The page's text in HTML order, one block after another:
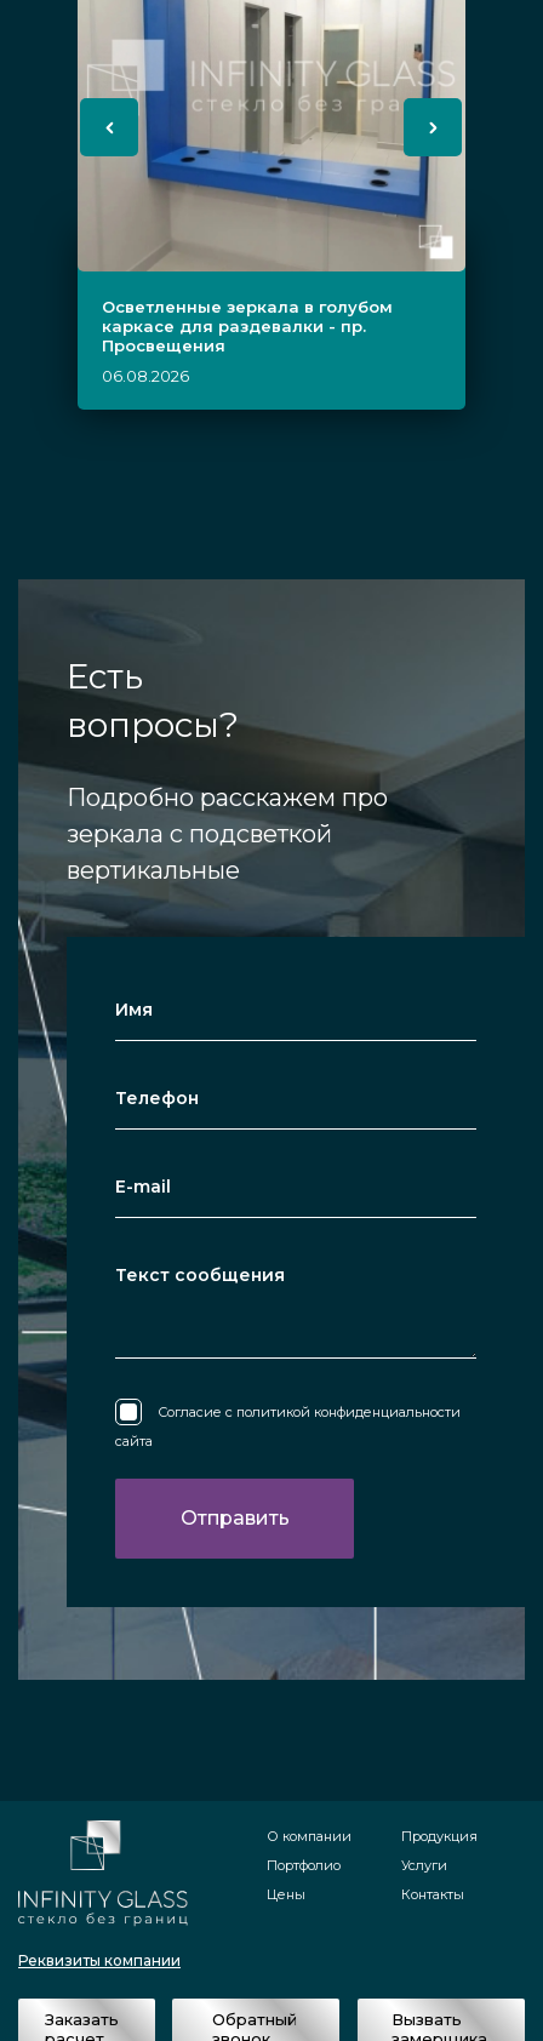
Осветленные зеркала в голубом
каркасе для раздевалки - пр.
Просвещения
06.08.2026
Есть
вопросы?
Подробно расскажем про
зеркала с подсветкой
вертикальные
Согласие с политикой конфиденциальности
сайта
Реквизиты компании
О компании
Портфолио
Цены
Продукция
Услуги
Контакты
Заказать
Обратный
Вызвать